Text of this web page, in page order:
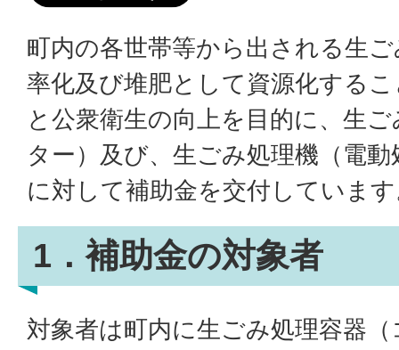
町内の各世帯等から出される生
率化及び堆肥として資源化する
と公衆衛生の向上を目的に、生
ター）及び、生ごみ処理機（電
に対して補助金を交付していま
1．補助金の対象者
対象者は町内に生ごみ処理容器